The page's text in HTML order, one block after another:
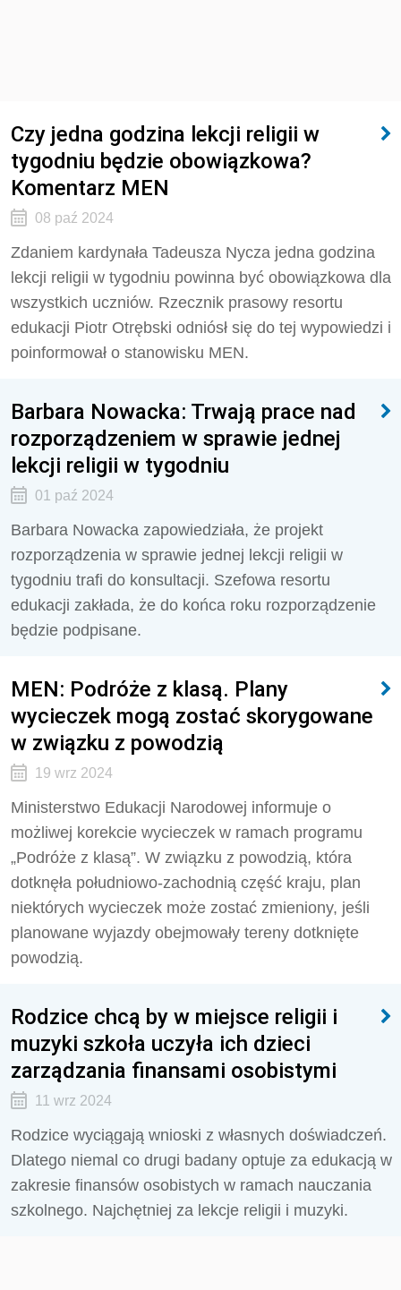
Czy jedna godzina lekcji religii w
tygodniu będzie obowiązkowa?
Komentarz MEN
08 paź 2024
Zdaniem kardynała Tadeusza Nycza jedna godzina
lekcji religii w tygodniu powinna być obowiązkowa dla
wszystkich uczniów. Rzecznik prasowy resortu
edukacji Piotr Otrębski odniósł się do tej wypowiedzi i
poinformował o stanowisku MEN.
Barbara Nowacka: Trwają prace nad
rozporządzeniem w sprawie jednej
lekcji religii w tygodniu
01 paź 2024
Barbara Nowacka zapowiedziała, że projekt
rozporządzenia w sprawie jednej lekcji religii w
tygodniu trafi do konsultacji. Szefowa resortu
edukacji zakłada, że do końca roku rozporządzenie
będzie podpisane.
MEN: Podróże z klasą. Plany
wycieczek mogą zostać skorygowane
w związku z powodzią
19 wrz 2024
Ministerstwo Edukacji Narodowej informuje o
możliwej korekcie wycieczek w ramach programu
„Podróże z klasą”. W związku z powodzią, która
dotknęła południowo-zachodnią część kraju, plan
niektórych wycieczek może zostać zmieniony, jeśli
planowane wyjazdy obejmowały tereny dotknięte
powodzią.
Rodzice chcą by w miejsce religii i
muzyki szkoła uczyła ich dzieci
zarządzania finansami osobistymi
11 wrz 2024
Rodzice wyciągają wnioski z własnych doświadczeń.
Dlatego niemal co drugi badany optuje za edukacją w
zakresie finansów osobistych w ramach nauczania
szkolnego. Najchętniej za lekcje religii i muzyki.